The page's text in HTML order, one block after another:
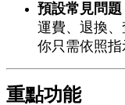
預設常見問題
運費、退換、
你只需依照指
重點功能